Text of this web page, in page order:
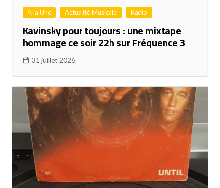
A la Une Actualité Musicale Radio
Kavinsky pour toujours : une mixtape
hommage ce soir 22h sur Fréquence 3
31 juillet 2026